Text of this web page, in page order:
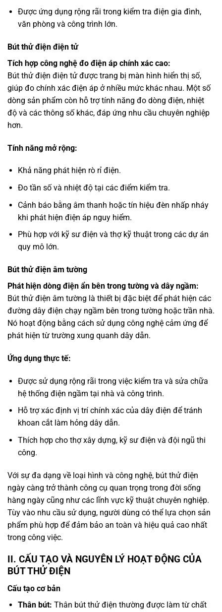
Được ứng dụng rộng rãi trong kiểm tra điện gia đình,
văn phòng và công trình lớn.
Bút thử điện điện tử
Tích hợp công nghệ đo điện áp chính xác cao:
Bút thử điện điện tử được trang bị màn hình hiển thị số,
giúp đo chính xác điện áp ở nhiều mức khác nhau. Một số
dòng sản phẩm còn hỗ trợ tính năng đo dòng điện, nhiệt
độ và các thông số khác, đáp ứng nhu cầu chuyên nghiệp
hơn.
Tính năng mở rộng:
Khả năng phát hiện rò rỉ điện.
Đo tần số và nhiệt độ tại các điểm kiểm tra.
Cảnh báo bằng âm thanh hoặc tín hiệu đèn nhấp nháy
khi phát hiện điện áp nguy hiểm.
Phù hợp với kỹ sư điện và thợ kỹ thuật trong các dự án
quy mô lớn.
Bút thử điện âm tường
Phát hiện dòng điện ẩn bên trong tường và dây ngầm:
Bút thử điện âm tường là thiết bị đặc biệt để phát hiện các
đường dây điện chạy ngầm bên trong tường hoặc trần nhà.
Nó hoạt động bằng cách sử dụng công nghệ cảm ứng để
phát hiện từ trường xung quanh dây dẫn.
Ứng dụng thực tế:
Được sử dụng rộng rãi trong việc kiểm tra và sửa chữa
hệ thống điện ngầm tại nhà và công trình.
Hỗ trợ xác định vị trí chính xác của dây điện để tránh
khoan cắt làm hỏng dây dẫn.
Thích hợp cho thợ xây dựng, kỹ sư điện và đội ngũ thi
công.
Với sự đa dạng về loại hình và công nghệ, bút thử điện
ngày càng trở thành công cụ quan trọng trong đời sống
hàng ngày cũng như các lĩnh vực kỹ thuật chuyên nghiệp.
Tùy vào nhu cầu sử dụng, người dùng có thể lựa chọn sản
phẩm phù hợp để đảm bảo an toàn và hiệu quả cao nhất
trong công việc.
II. CẤU TẠO VÀ NGUYÊN LÝ HOẠT ĐỘNG CỦA
BÚT THỬ ĐIỆN
Cấu tạo cơ bản
Thân bút: Thân bút thử điện thường được làm từ chất